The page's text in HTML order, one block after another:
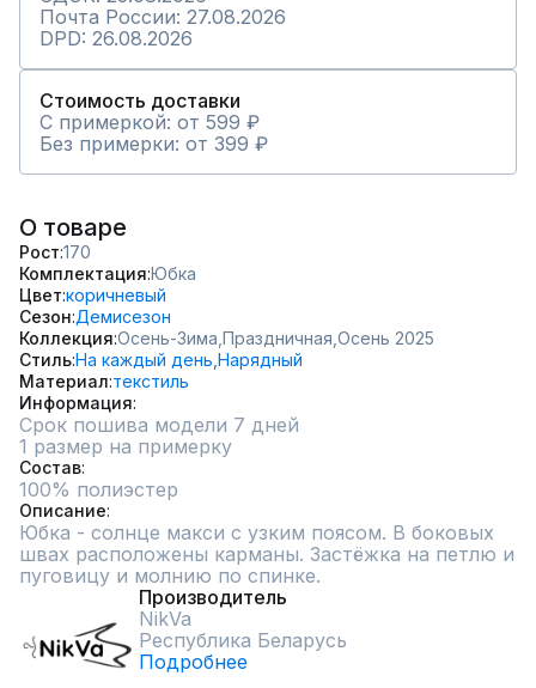
Почта России: 27.08.2026
DPD: 26.08.2026
Стоимость доставки
С примеркой: от 599 ₽
Без примерки: от 399 ₽
О товаре
Рост 170
Комплектация Юбка
Цвет коричневый
Сезон Демисезон
Коллекция Осень-Зима, Праздничная, Осень 2025
СтильНа каждый день, Нарядный
Материал текстиль
Информация
Срок пошива модели 7 дней
1 размер на примерку
Состав
100% полиэстер
Описание
Юбка - солнце макси с узким поясом. В боковых
швах расположены карманы. Застёжка на петлю и
пуговицу и молнию по спинке.
Производитель
NikVa
Республика Беларусь
Подробнее